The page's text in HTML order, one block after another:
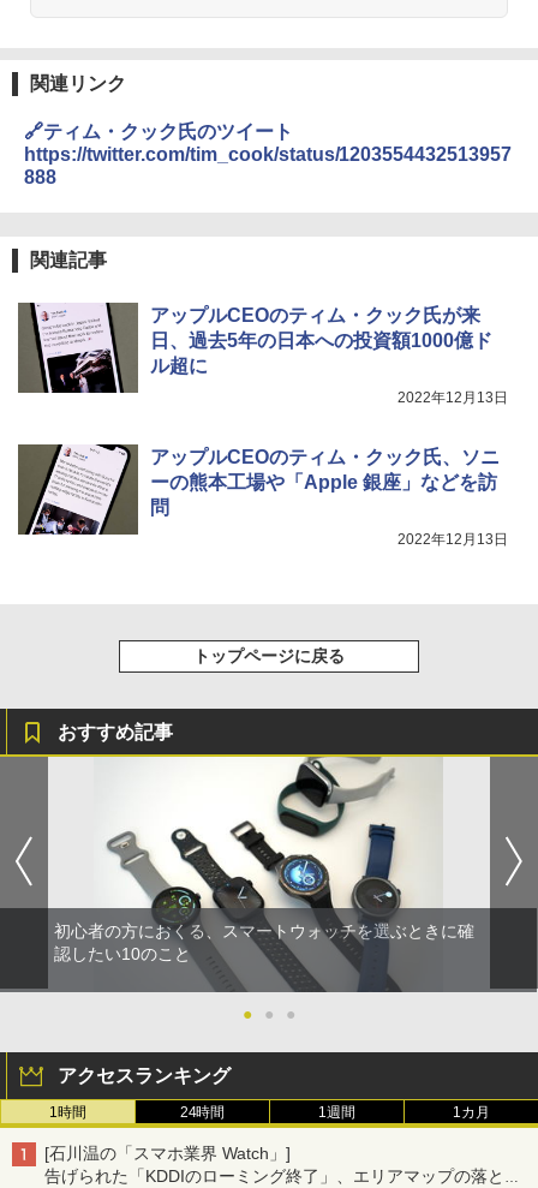
関連リンク
🔗ティム・クック氏のツイート
https://twitter.com/tim_cook/status/1203554432513957
888
関連記事
アップルCEOのティム・クック氏が来
日、過去5年の日本への投資額1000億ド
ル超に
2022年12月13日
アップルCEOのティム・クック氏、ソニ
ーの熊本工場や「Apple 銀座」などを訪
問
2022年12月13日
トップページに戻る
おすすめ記事
初心者の方におくる、スマートウォッチを選ぶときに確
認したい10のこと
● ● ●
アクセスランキング
1時間 24時間 1週間 1カ月
[石川温の「スマホ業界 Watch」]
告げられた「KDDIのローミング終了」、エリアマップの落とし